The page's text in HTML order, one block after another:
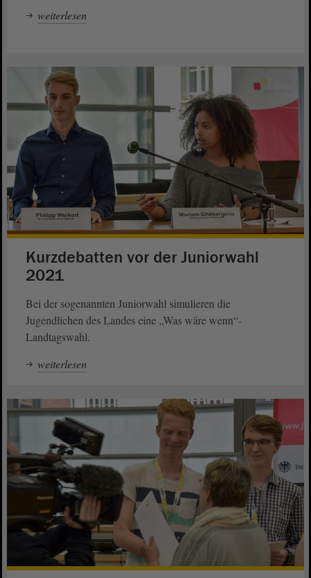
weiterlesen
Kurzdebatten vor der Juniorwahl
2021
Bei der sogenannten Juniorwahl simulieren die
Jugendlichen des Landes eine „Was wäre wenn“-
Landtagswahl.
weiterlesen